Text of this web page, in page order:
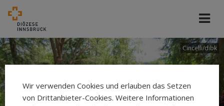
Cincelli/dibk
Wir verwenden Cookies und erlauben das Setzen
von Drittanbieter-Cookies. Weitere Informationen